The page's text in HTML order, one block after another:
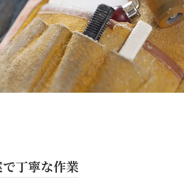
丁寧な作業